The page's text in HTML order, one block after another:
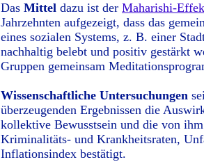
Das Mittel dazu ist der Maharishi-
Jahrzehnten aufgezeigt, dass das
eines sozialen Systems, z. B. einer
nachhaltig belebt und positiv gestärkt
Gruppen gemeinsam
Wissenschaftliche Untersuchungen
überzeugenden Ergebnissen die
kollektive Bewusstsein und die von
Kriminalitäts- und Krankheitsraten,
Inflationsindex bestätigt.